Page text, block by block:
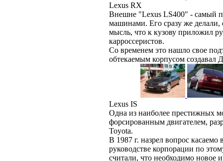
Lexus RX
Внешне "Lexus LS400" - самый
машинами. Его сразу же делали,
мысль, что к кузову приложил
карроссеристов.
Cо временем это нашло свое
обтекаемым корпусом
Lexus IS
Одна из наиболее престижных
форсированным двигателем,
Toyota.
В 1987 г. назрел вопрос
руководстве корпорации по
считали, что необходимо новое